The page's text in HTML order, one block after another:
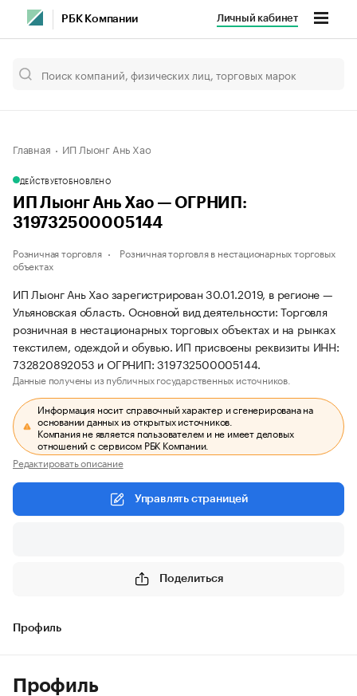
РБК Компании Личный кабинет
Главная ИП Лыонг Ань Хао
ДЕЙСТВУЕТОБНОВЛЕНО
ИП Лыонг Ань Хао — ОГРНИП:
319732500005144
Розничная торговля
Розничная торговля в нестационарных торговых
объектах
ИП Лыонг Ань Хао зарегистрирован 30.01.2019, в регионе —
Ульяновская область. Основной вид деятельности: Торговля
розничная в нестационарных торговых объектах и на рынках
текстилем, одеждой и обувью. ИП присвоены реквизиты ИНН:
732820892053 и ОГРНИП: 319732500005144.
Данные получены из публичных государственных источников.
Информация носит справочный характер и сгенерирована на
основании данных из открытых источников.
Компания не является пользователем и не имеет деловых
отношений с сервисом РБК Компании.
Редактировать описание
Управлять страницей
Поделиться
Профиль
Профиль